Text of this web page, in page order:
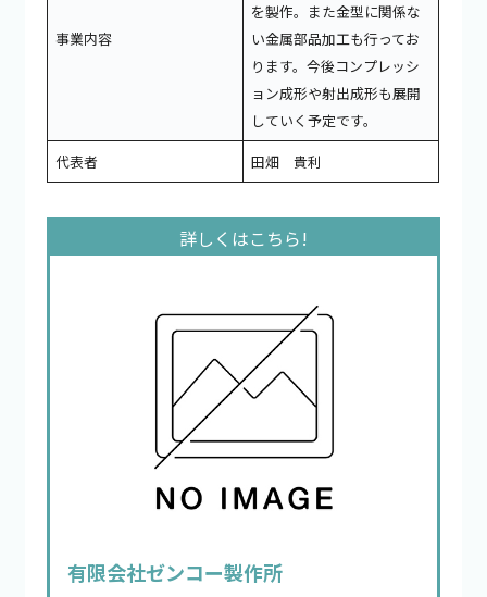
事業内容
を製作。また金型に関係な
い金属部品加工も行ってお
ります。今後コンプレッシ
ョン成形や射出成形も展開
していく予定です。
代表者
田畑 貴利
有限会社ゼンコー製作所